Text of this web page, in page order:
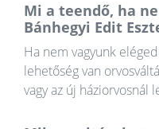
Mi a teendő, ha
Bánhegyi Edit
Ha nem vagyunk
lehetőség van
vagy az új háziorvosnál